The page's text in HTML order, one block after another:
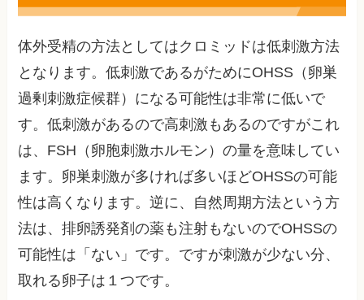
体外受精の方法としてはクロミッドは低刺激方法
となります。低刺激であるがためにOHSS（卵巣
過剰刺激症候群）になる可能性は非常に低いで
す。低刺激があるので高刺激もあるのですがこれ
は、FSH（卵胞刺激ホルモン）の量を意味してい
ます。卵巣刺激が多ければ多いほどOHSSの可能
性は高くなります。逆に、自然周期方法という方
法は、排卵誘発剤の薬も注射もないのでOHSSの
可能性は「ない」です。ですが刺激が少ない分、
取れる卵子は１つです。